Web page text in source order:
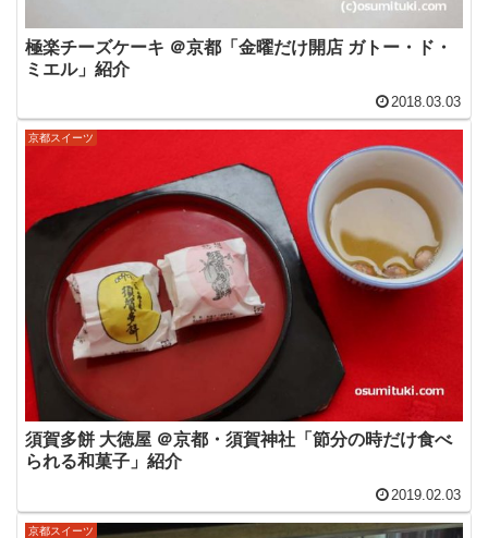
極楽チーズケーキ ＠京都「金曜だけ開店 ガトー・ド・
ミエル」紹介
2018.03.03
京都スイーツ
須賀多餅 大徳屋 ＠京都・須賀神社「節分の時だけ食べ
られる和菓子」紹介
2019.02.03
京都スイーツ